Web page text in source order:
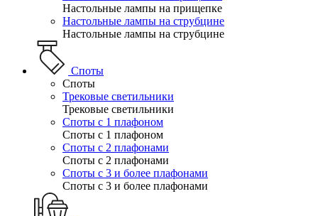
Настольные лампы на прищепке
Настольные лампы на струбцине
Настольные лампы на струбцине
Споты
Споты
Трековые светильники
Трековые светильники
Споты с 1 плафоном
Споты с 1 плафоном
Споты с 2 плафонами
Споты с 2 плафонами
Споты с 3 и более плафонами
Споты с 3 и более плафонами